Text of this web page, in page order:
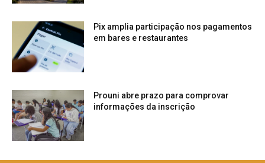
Pix amplia participação nos pagamentos
em bares e restaurantes
Prouni abre prazo para comprovar
informações da inscrição